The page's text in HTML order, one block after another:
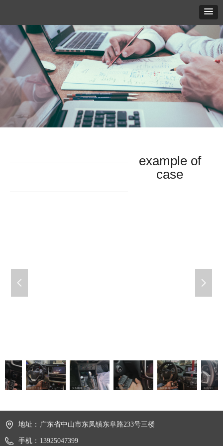
넳 넲
example of
case
地址： 广东省中山市东凤镇东阜路233号三楼
手机： 13925047399